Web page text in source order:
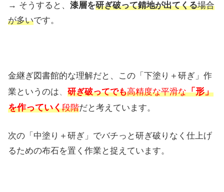
→ そうすると、 漆層を研ぎ破って錆地が出てくる場合
が多いです。
金継ぎ図書館的な理解だと、この「下塗り＋研ぎ」作
業というのは、 研ぎ破ってでも高精度な平滑な「形」
を作っていく段階だと考えています。
次の「中塗り＋研ぎ」でバチっと研ぎ破りなく仕上げ
るための布石を置く作業と捉えています。